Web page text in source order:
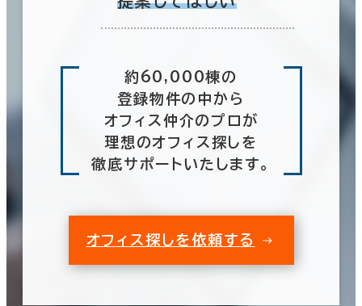
約60,000棟の
登録物件の中から
オフィス仲介のプロが
理想のオフィス探しを
徹底サポートいたします。
オフィス探しを依頼する